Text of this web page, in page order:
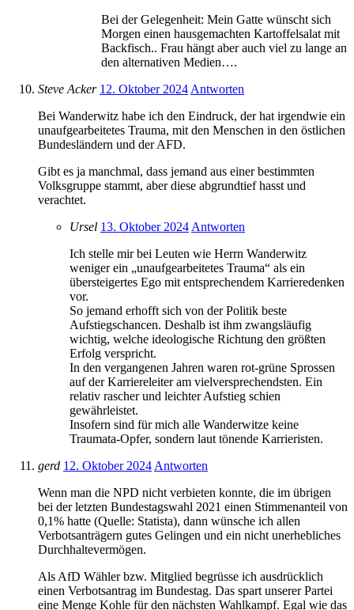
Bei der Gelegenheit: Mein Gatte wünscht sich
Morgen einen hausgemachten Kartoffelsalat mit
Backfisch.. Frau hängt aber auch viel zu lange an
den alternativen Medien….
Steve Acker 12. Oktober 2024 Antworten
Bei Wanderwitz habe ich den Eindruck, der hat irgendwie ein
unaufgearbeitetes Trauma, mit den Menschen in den östlichen
Bundesländern und der AFD.
Gibt es ja manchmal, dass jemand aus einer bestimmten
Volksgruppe stammt, aber diese abgrundtief hasst und
verachtet.
Ursel 13. Oktober 2024 Antworten
Ich stelle mir bei Leuten wie Herrn Wanderwitz
weniger ein „unaufgearbeitetes Trauma“ als ein
übersteigertes Ego mit entsprechendem Karrieredenken
vor.
So jemand erhofft sich von der Politik beste
Aufstiegschancen. Deshalb ist ihm zwangsläufig
wichtig, welche ideologische Richtung den größten
Erfolg verspricht.
In den vergangenen Jahren waren rot-grüne Sprossen
auf der Karriereleiter am vielversprechendsten. Ein
relativ rascher und leichter Aufstieg schien
gewährleistet.
Insofern sind für mich alle Wanderwitze keine
Traumata-Opfer, sondern laut tönende Karrieristen.
gerd 12. Oktober 2024 Antworten
Wenn man die NPD nicht verbieten konnte, die im übrigen
bei der letzten Bundestagswahl 2021 einen Stimmenanteil von
0,1% hatte (Quelle: Statista), dann wünsche ich allen
Verbotsanträgern gutes Gelingen und ein nicht unerhebliches
Durchhaltevermögen.
Als AfD Wähler bzw. Mitglied begrüsse ich ausdrücklich
einen Verbotsantrag im Bundestag. Das spart unserer Partei
eine Menge Kohle für den nächsten Wahlkampf. Egal wie das